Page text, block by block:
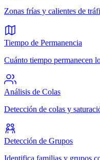
Zonas frías y calientes de
Tiempo de Permanencia
Cuánto tiempo permanecen
Análisis de Colas
Detección de colas y
Detección de Grupos
Identifica familias y grupos